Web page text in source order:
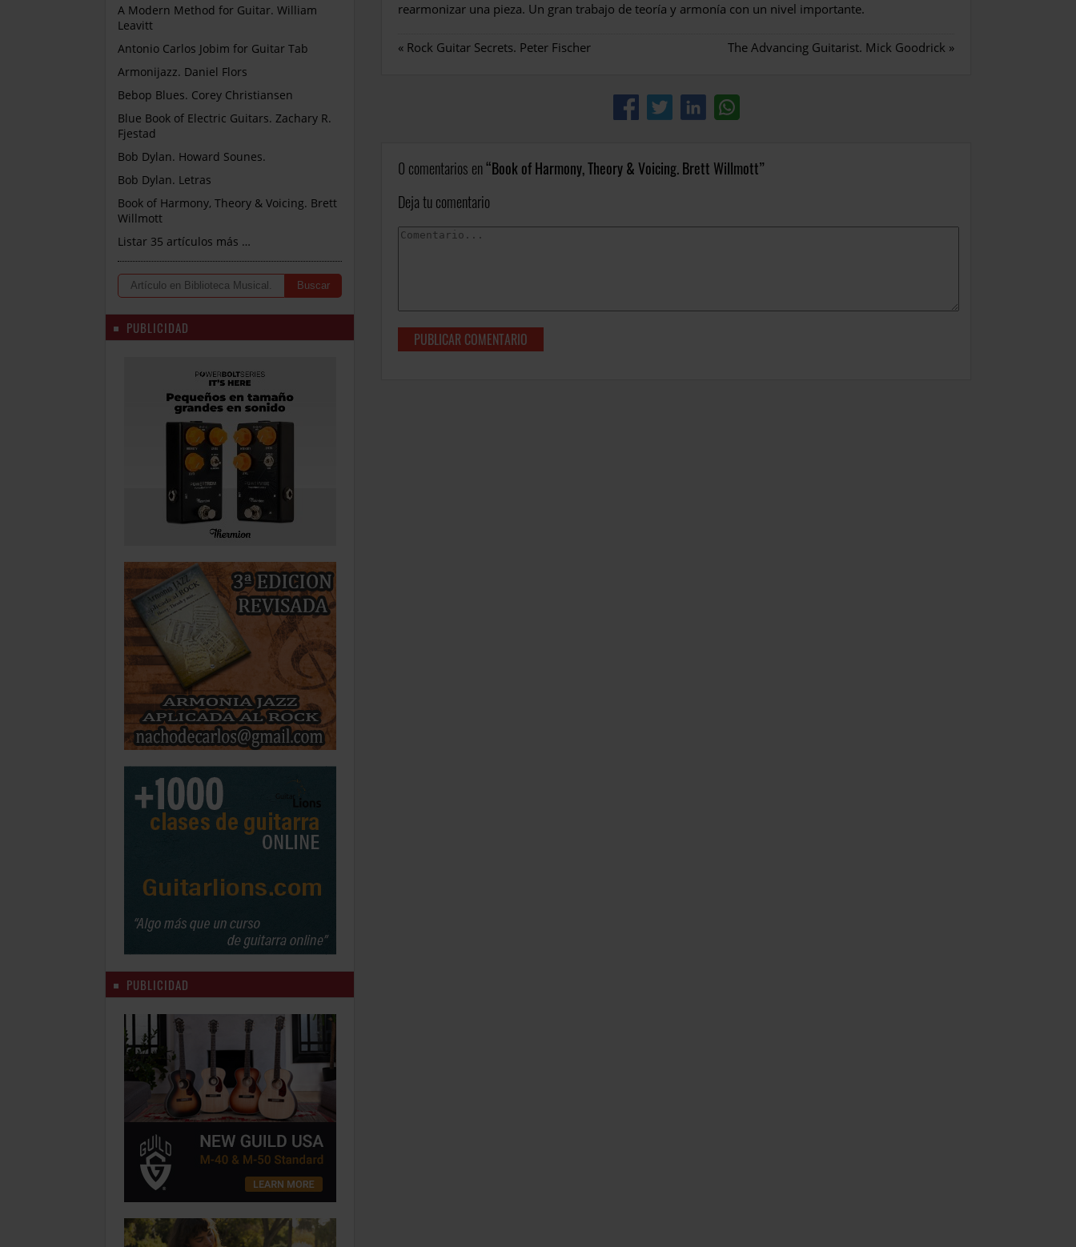
rearmonizar una pieza. Un gran trabajo de teoría y armonía con un nivel importante.
« Rock Guitar Secrets. Peter Fischer The Advancing Guitarist. Mick Goodrick »
0 comentarios en Book of Harmony, Theory & Voicing. Brett Willmott
Deja tu comentario
A Modern Method for Guitar. William
Leavitt
Antonio Carlos Jobim for Guitar Tab
Armonijazz. Daniel Flors
Bebop Blues. Corey Christiansen
Blue Book of Electric Guitars. Zachary R.
Fjestad
Bob Dylan. Howard Sounes.
Bob Dylan. Letras
Book of Harmony, Theory & Voicing. Brett
Willmott
Listar 35 artículos más …
PUBLICIDAD
PUBLICIDAD